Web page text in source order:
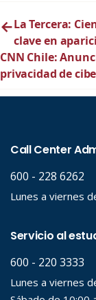
←La Tercera:
clave en
CNN Chile:
privacidad de